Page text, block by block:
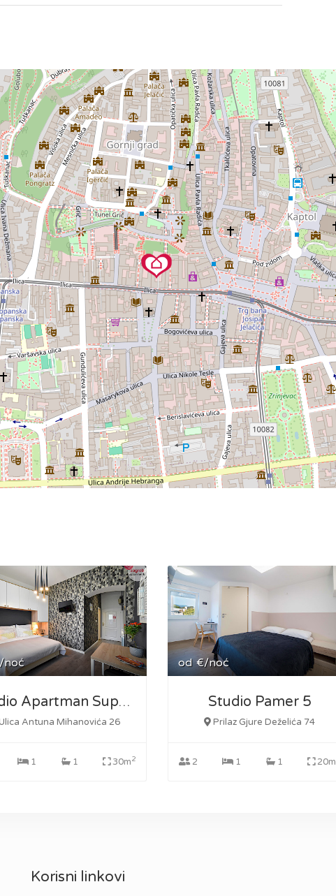
noć
Studio Apartman Superior
Antuna Mihanovića 26
1 1 30m2
od €/noć
Studio Pamer 5
Prilaz Gjure Deželića 74
2 1 1 20m
Korisni linkovi